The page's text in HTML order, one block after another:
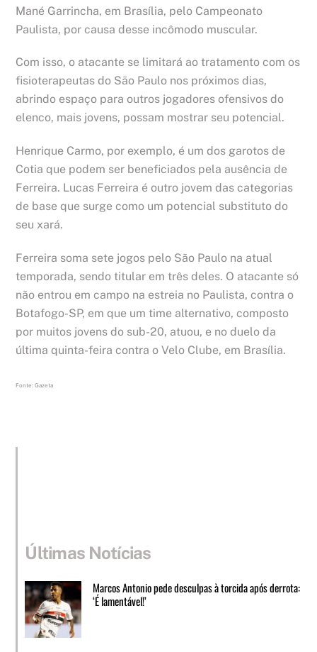
Mané Garrincha, em Brasília, pelo Campeonato
Paulista, por causa desse incômodo muscular.
Com isso, o atacante se limitará ao tratamento com os
fisioterapeutas do São Paulo nos próximos dias,
abrindo espaço para outros jogadores ofensivos do
elenco, mais jovens, possam mostrar seu potencial.
Henrique Carmo, por exemplo, é um dos garotos de
Cotia que podem ser beneficiados pela ausência de
Ferreira. Lucas Ferreira é outro jovem das categorias
de base que surge como um potencial substituto do
seu xará.
Ferreira soma sete jogos pelo São Paulo na atual
temporada, sendo titular em três deles. O atacante só
não entrou em campo na estreia no Paulista, contra o
Botafogo-SP, em que um time alternativo, composto
por muitos jovens do sub-20, atuou, e no duelo da
última quinta-feira contra o Velo Clube, em Brasília.
Fonte: Gazeta
Últimas Notícias
Marcos Antonio pede desculpas à torcida após derrota:
‘É lamentável!’